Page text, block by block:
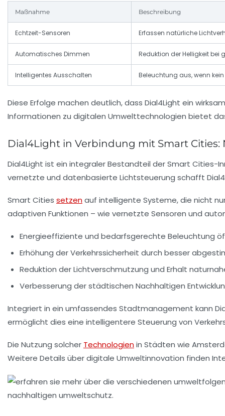
Maßnahme Beschreibung
Echtzeit-Sensoren Erfassen natürliche
Automatisches Dimmen Reduktion der Helligkeit bei
Intelligentes Ausschalten Beleuchtung aus, wenn
Diese Erfolge machen deutlich, dass Dial4Light ein
Informationen zu digitalen Umwelttechnologien bietet
Dial4Light in Verbindung mit Smart
Dial4Light ist ein integraler Bestandteil derSmart Cities-
vernetzte und datenbasierte Lichtsteuerung schafft
Smart Cities setzenauf intelligente Systeme, die nicht
adaptiven Funktionen – wie vernetzte Sensoren und
Energieeffiziente und bedarfsgerechte Beleuchtung
Erhöhung derVerkehrssicherheit durch besser
Reduktion derLichtverschmutzung und Erhalt
Verbesserung der städtischen Nachhaltigen
Integriert in ein umfassendes Stadtmanagement kann
ermöglicht dies eine intelligentere Steuerung von
Die Nutzung solcher Technologienin Städten wie
Weitere Details über digitale Umweltinnovation finden